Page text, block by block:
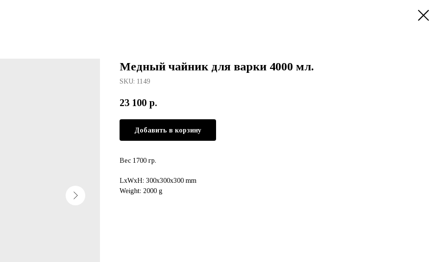
Медный чайник для варки 4000 мл.
SKU: 1149
23 100 р.
Добавить в корзину
Вес 1700 гр.
LxWxH: 300x300x300 mm
Weight: 2000 g